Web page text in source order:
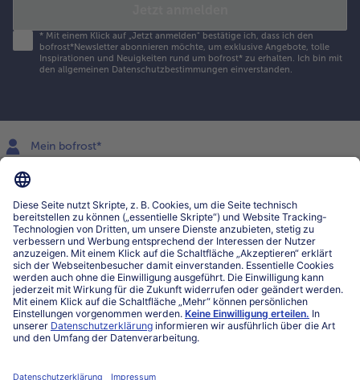
* Mit einem Klick auf „Jetzt anmelden" bestätige ich, dass ich den
bofrost*Newsletter abonnieren möchte, um exklusive Angebote, tolle
Inspirationen und Neuigkeiten rund um bofrost* zu erhalten. Ich bin mit
den allgemeinen Datenschutzbestimmungen einverstanden.
Mein bofrost*
www.bofrost.lu
027863232
Mo-Fr. von 7 bis 20 Uhr
Service
Über bofrost*